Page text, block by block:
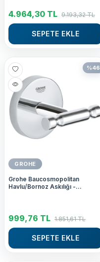
4.964,30 TL 9.193,32TL
SEPETE EKLE
%46
GROHE
Grohe Baucosmopolitan
Havlu/Bornoz Askılığı -
999,76 TL 1.851,61TL
SEPETE EKLE